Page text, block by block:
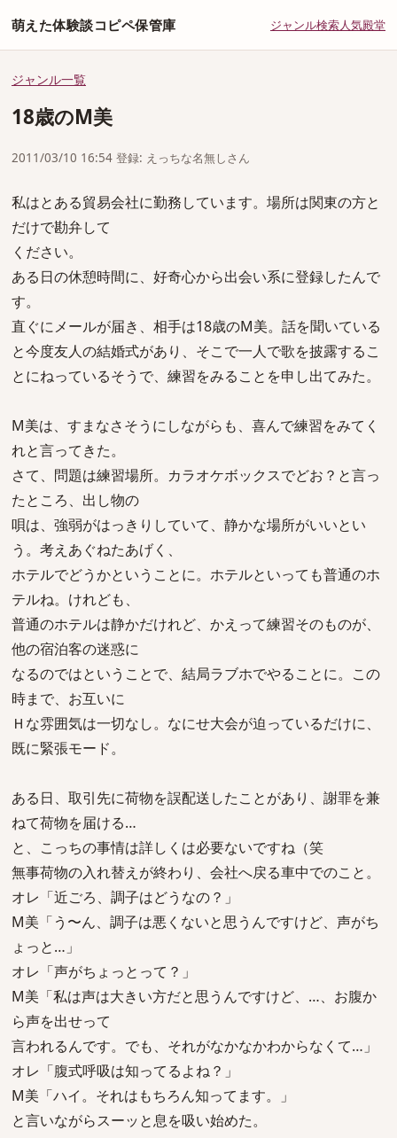
萌えた体験談コピペ保管庫 ジャンル検索人気殿堂
ジャンル一覧
18歳のM美
2011/03/10 16:54 登録: えっちな名無しさん
私はとある貿易会社に勤務しています。場所は関東の方と
だけで勘弁して
ください。
ある日の休憩時間に、好奇心から出会い系に登録したんで
す。
直ぐにメールが届き、相手は18歳のM美。話を聞いている
と今度友人の結婚式があり、そこで一人で歌を披露するこ
とにねっているそうで、練習をみることを申し出てみた。
M美は、すまなさそうにしながらも、喜んで練習をみてく
れと言ってきた。
さて、問題は練習場所。カラオケボックスでどお？と言っ
たところ、出し物の
唄は、強弱がはっきりしていて、静かな場所がいいとい
う。考えあぐねたあげく、
ホテルでどうかということに。ホテルといっても普通のホ
テルね。けれども、
普通のホテルは静かだけれど、かえって練習そのものが、
他の宿泊客の迷惑に
なるのではということで、結局ラブホでやることに。この
時まで、お互いに
Ｈな雰囲気は一切なし。なにせ大会が迫っているだけに、
既に緊張モード。
ある日、取引先に荷物を誤配送したことがあり、謝罪を兼
ねて荷物を届ける…
と、こっちの事情は詳しくは必要ないですね（笑
無事荷物の入れ替えが終わり、会社へ戻る車中でのこと。
オレ「近ごろ、調子はどうなの？」
M美「う〜ん、調子は悪くないと思うんですけど、声がち
ょっと…」
オレ「声がちょっとって？」
M美「私は声は大きい方だと思うんですけど、…、お腹か
ら声を出せって
言われるんです。でも、それがなかなかわからなくて…」
オレ「腹式呼吸は知ってるよね？」
M美「ハイ。それはもちろん知ってます。」
と言いながらスーッと息を吸い始めた。